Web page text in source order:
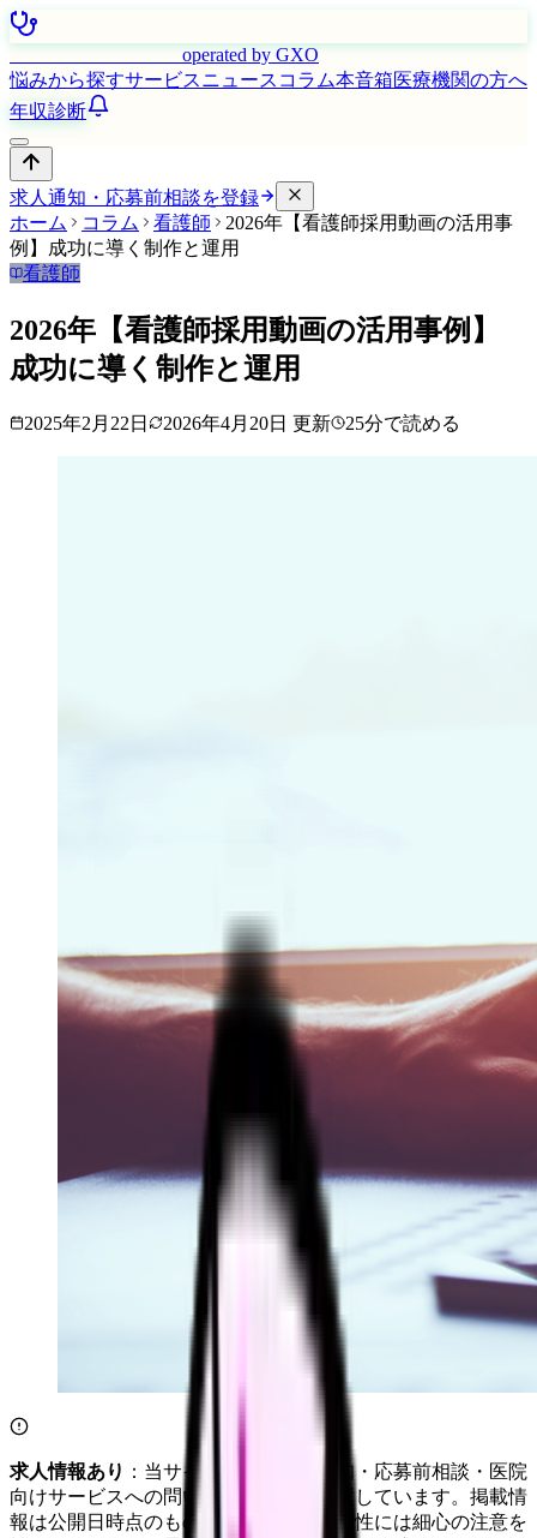
operated by GXO
悩みから探すサービスニュース コラム本音箱医療機関の方へ
年収診断
求人通知・応募前相談を登録
ホーム
コラム 看護師
2026年【看護師採用動画の活用事
例】成功に導く制作と運用
看護師
2026年【看護師採用動画の活用事例】
成功に導く制作と運用
2025年2月22日 2026年4月20日 更新 25分で読める
求人情報あり ：当サイトは自社求人通知・応募前相談・医院
向けサービスへの問い合わせ導線を設置しています。掲載情
報は公開日時点のものです。記事の正確性には細心の注意を